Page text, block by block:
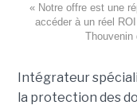
« Notre offre est une
accéder à un réel
Thouvenin
Intégrateur
la protection des